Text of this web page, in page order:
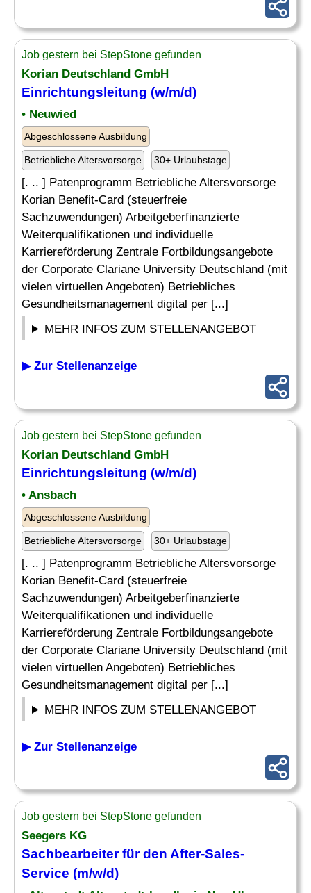
Job gestern bei StepStone gefunden
Korian Deutschland GmbH
Einrichtungsleitung (w/m/d)
• Neuwied
Abgeschlossene Ausbildung
Betriebliche Altersvorsorge 30+ Urlaubstage
[. .. ] Patenprogramm Betriebliche Altersvorsorge
Korian Benefit-Card (steuerfreie
Sachzuwendungen) Arbeitgeberfinanzierte
Weiterqualifikationen und individuelle
Karriereförderung Zentrale Fortbildungsangebote
der Corporate Clariane University Deutschland (mit
vielen virtuellen Angeboten) Betriebliches
Gesundheitsmanagement digital per [...]
MEHR INFOS ZUM STELLENANGEBOT
▶ Zur Stellenanzeige
Job gestern bei StepStone gefunden
Korian Deutschland GmbH
Einrichtungsleitung (w/m/d)
• Ansbach
Abgeschlossene Ausbildung
Betriebliche Altersvorsorge 30+ Urlaubstage
[. .. ] Patenprogramm Betriebliche Altersvorsorge
Korian Benefit-Card (steuerfreie
Sachzuwendungen) Arbeitgeberfinanzierte
Weiterqualifikationen und individuelle
Karriereförderung Zentrale Fortbildungsangebote
der Corporate Clariane University Deutschland (mit
vielen virtuellen Angeboten) Betriebliches
Gesundheitsmanagement digital per [...]
MEHR INFOS ZUM STELLENANGEBOT
▶ Zur Stellenanzeige
Job gestern bei StepStone gefunden
Seegers KG
Sachbearbeiter für den After-Sales-
Service (m/w/d)